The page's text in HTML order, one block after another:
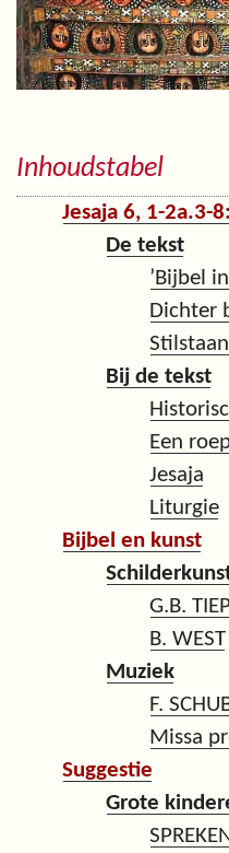
Inhoudstabel
Jesaja 6, 1-2a.3-
De tekst
’Bijbel
Dichter
Bij de tekst
Een
Jesaja
Liturgie
Bijbel en kunst
G.B.
B. WEST
Muziek
F.
Missa
Suggestie
Grote